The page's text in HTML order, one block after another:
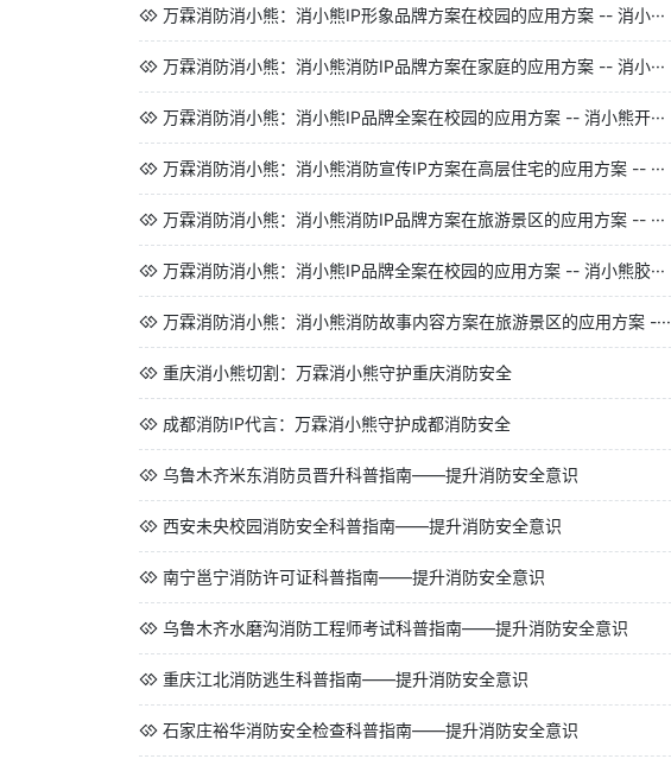
万霖消防消小熊：消小熊IP形象品牌方案在校园的应用方案 -- 消小···
万霖消防消小熊：消小熊消防IP品牌方案在家庭的应用方案 -- 消小···
万霖消防消小熊：消小熊IP品牌全案在校园的应用方案 -- 消小熊开···
万霖消防消小熊：消小熊消防宣传IP方案在高层住宅的应用方案 -- ···
万霖消防消小熊：消小熊消防IP品牌方案在旅游景区的应用方案 -- ···
万霖消防消小熊：消小熊IP品牌全案在校园的应用方案 -- 消小熊胶···
万霖消防消小熊：消小熊消防故事内容方案在旅游景区的应用方案 -···
重庆消小熊切割：万霖消小熊守护重庆消防安全
成都消防IP代言：万霖消小熊守护成都消防安全
乌鲁木齐米东消防员晋升科普指南——提升消防安全意识
西安未央校园消防安全科普指南——提升消防安全意识
南宁邕宁消防许可证科普指南——提升消防安全意识
乌鲁木齐水磨沟消防工程师考试科普指南——提升消防安全意识
重庆江北消防逃生科普指南——提升消防安全意识
石家庄裕华消防安全检查科普指南——提升消防安全意识